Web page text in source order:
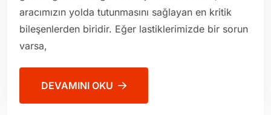
aracımızın yolda tutunmasını sağlayan en kritik
bileşenlerden biridir. Eğer lastiklerimizde bir sorun
varsa,
DEVAMINI OKU